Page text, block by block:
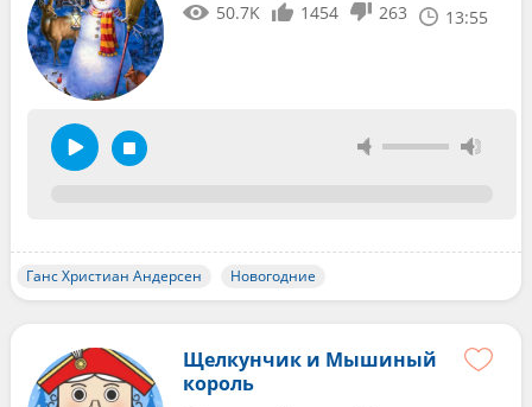
50.7K 1454 263 13:55
Ганс Христиан Андерсен Новогодние
Щелкунчик и Мышиный
король